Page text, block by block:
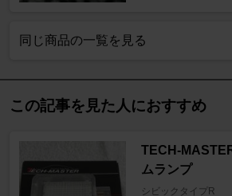
同じ商品の一覧を見る
この記事を見た人におすすめ
TECH-
ムランプ
シビックタイプR